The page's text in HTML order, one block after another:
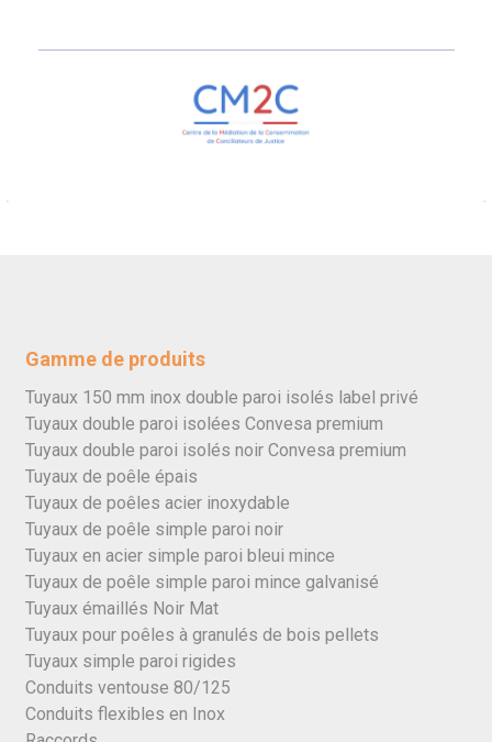
Gamme de produits
Tuyaux 150 mm inox double paroi isolés label privé
Tuyaux double paroi isolées Convesa premium
Tuyaux double paroi isolés noir Convesa premium
Tuyaux de poêle épais
Tuyaux de poêles acier inoxydable
Tuyaux de poêle simple paroi noir
Tuyaux en acier simple paroi bleui mince
Tuyaux de poêle simple paroi mince galvanisé
Tuyaux émaillés Noir Mat
Tuyaux pour poêles à granulés de bois pellets
Tuyaux simple paroi rigides
Conduits ventouse 80/125
Conduits flexibles en Inox